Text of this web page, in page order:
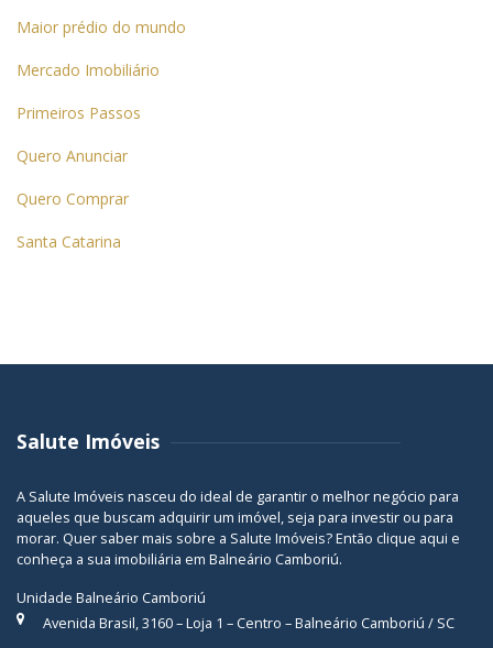
Maior prédio do mundo
Mercado Imobiliário
Primeiros Passos
Quero Anunciar
Quero Comprar
Santa Catarina
Salute Imóveis
A Salute Imóveis nasceu do ideal de garantir o melhor negócio para
aqueles que buscam adquirir um imóvel, seja para investir ou para
morar. Quer saber mais sobre a Salute Imóveis? Então clique aqui e
conheça a sua imobiliária em Balneário Camboriú.
Unidade Balneário Camboriú
Avenida Brasil, 3160 – Loja 1 – Centro – Balneário Camboriú / SC